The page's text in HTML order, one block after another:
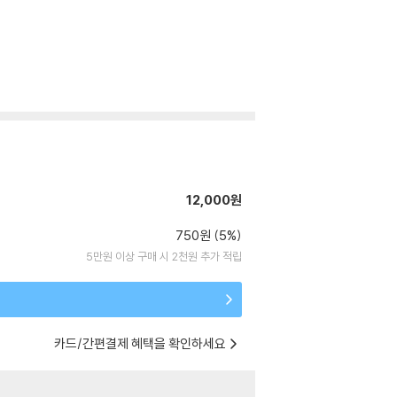
12,000원
750원 (5%)
5만원 이상 구매 시 2천원 추가 적립
카드/간편결제 혜택을 확인하세요